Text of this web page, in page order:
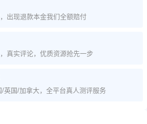
出现退款本金我们全额赔付
真实评论，优质资源抢先一步
英国/加拿大，全平台真人测评服务